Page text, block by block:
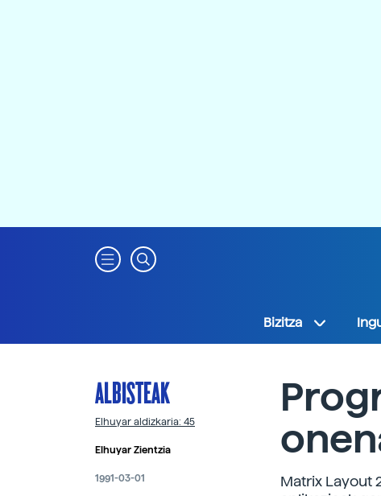
Bizitza
ALBISTEAK
Elhuyar aldizkaria: 45
Elhuyar Zientzia
1991-03-01
Matrix Layout